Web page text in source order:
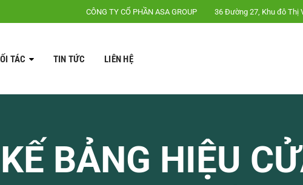
CÔNG TY CỔ PHẦN ASA GROUP 36 Đường 27, Khu đô Thị
TÁC TIN TỨC LIÊN HỆ
BẢNG HIỆU